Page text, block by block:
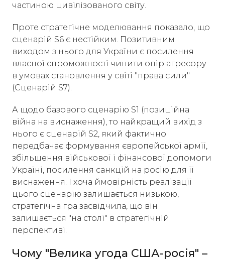
частиною цивілізованого світу.
Проте стратегічне моделювання показало, що
сценарій S6 є нестійким. Позитивним
виходом з нього для України є посилення
власної спроможності чинити опір агресору
в умовах становлення у світі "права сили"
(Сценарій S7).
А щодо базового сценарію S1 (позиційна
війна на виснаження), то найкращий вихід з
нього є сценарій S2, який фактично
передбачає формування європейської армії,
збільшення військової і фінансової допомоги
Україні, посилення санкцій на росію для її
виснаження. І хоча ймовірність реалізації
цього сценарію залишається низькою,
стратегічна гра засвідчила, що він
залишається "на столі" в стратегічній
перспективі.
Чому "Велика угода США-росія" –